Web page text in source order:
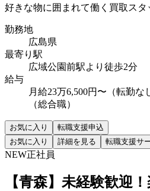
好きな物に囲まれて働く買取スタ
勤務地
広島県
最寄り駅
広域公園前駅より徒歩2分
給与
月給23万6,500円〜（転勤な
（総合職）
お気に入り
転職支援申込
お気に入り
詳細を見る 転職支援サ
NEW正社員
【青森】未経験歓迎